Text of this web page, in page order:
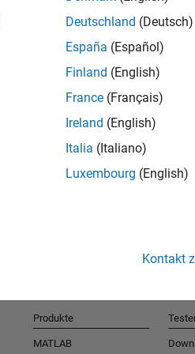
Deutschland (Deutsch)
España (Español)
Finland (English)
France (Français)
Ireland (English)
Italia (Italiano)
Luxembourg (English)
Kontakt
Produkte
MATLAB